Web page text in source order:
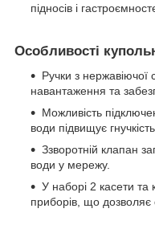
підносів і
Особливості
Ручки з нержавіючої
навантаження та
Можливість
води підвищує
Ззворотній клапан
води у мережу.
У наборі 2 касети та
приборів, що дозволяє